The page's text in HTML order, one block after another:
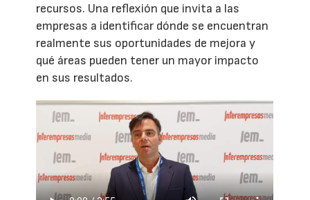
recursos. Una reflexión que invita a las
empresas a identificar dónde se encuentran
realmente sus oportunidades de mejora y
qué áreas pueden tener un mayor impacto
en sus resultados.